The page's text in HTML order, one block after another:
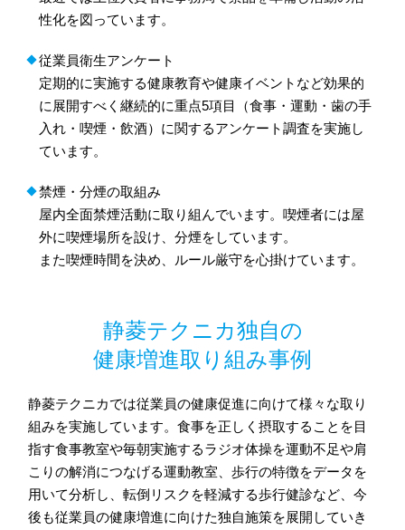
性化を図っています。
従業員衛生アンケート
定期的に実施する健康教育や健康イベントなど効果的
に展開すべく継続的に重点5項目（食事・運動・歯の手
入れ・喫煙・飲酒）に関するアンケート調査を実施し
ています。
禁煙・分煙の取組み
屋内全面禁煙活動に取り組んでいます。喫煙者には屋
外に喫煙場所を設け、分煙をしています。
また喫煙時間を決め、ルール厳守を心掛けています。
静菱テクニカ独自の
健康増進取り組み事例
静菱テクニカでは従業員の健康促進に向けて様々な取り
組みを実施しています。食事を正しく摂取することを目
指す食事教室や毎朝実施するラジオ体操を運動不足や肩
こりの解消につなげる運動教室、歩行の特徴をデータを
用いて分析し、転倒リスクを軽減する歩行健診など、今
後も従業員の健康増進に向けた独自施策を展開していき